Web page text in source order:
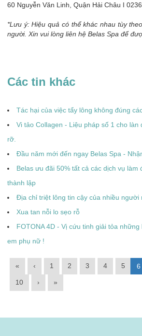
60 Nguyễn Văn Linh, Quận Hải Châu I
*Lưu ý: Hiệu quả có thể khác nhau tùy
người. Xin vui lòng liên hệ Belas Spa để
Các tin khác
Tác hại của việc tẩy lông không đúng
Vi tảo Collagen - Liệu pháp số 1 cho làn
rỡ.
Đầu năm mới đến ngay Belas Spa -
Belas ưu đãi 50% tất cả các dịch vụ làm
thành lập
Địa chỉ triệt lông tin cậy của nhiều người
Xua tan nỗi lo sẹo rỗ
FOTONA 4D - Vị cứu tinh giải tỏa
em phụ nữ !
« ‹ 1 2 3 4 5 6
10 › »